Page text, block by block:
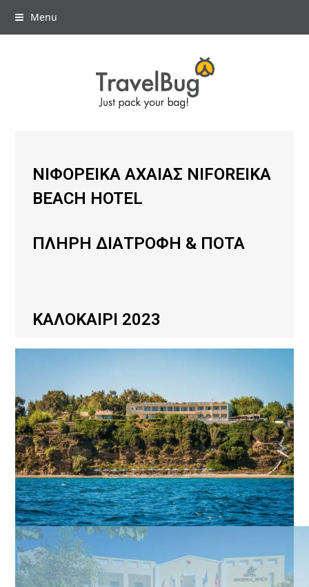
Menu
ΝΙΦΟΡΕΙΚΑ ΑΧΑΙΑΣ NIFOREIKA
BEACH HOTEL
ΠΛΗΡΗ ΔΙΑΤΡΟΦΗ & ΠΟΤΑ
ΚΑΛΟΚΑΙΡΙ 2023